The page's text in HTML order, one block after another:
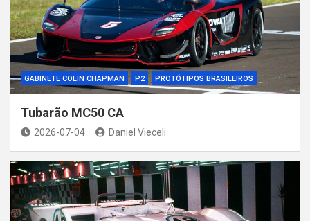
GABINETE COLIN CHAPMAN P2 PROTÓTIPOS BRASILEIROS
Tubarão MC50 CA
2026-07-04 Daniel Vieceli